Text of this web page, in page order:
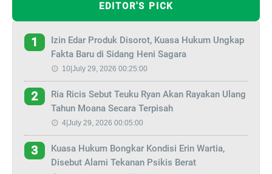
EDITOR'S PICK
1
Izin Edar Produk Disorot, Kuasa Hukum Ungkap
Fakta Baru di Sidang Heni Sagara
10|July 29, 2026 00:25:00
2
Ria Ricis Sebut Teuku Ryan Akan Rayakan Ulang
Tahun Moana Secara Terpisah
4|July 29, 2026 00:05:00
3
Kuasa Hukum Bongkar Kondisi Erin Wartia,
Disebut Alami Tekanan Psikis Berat